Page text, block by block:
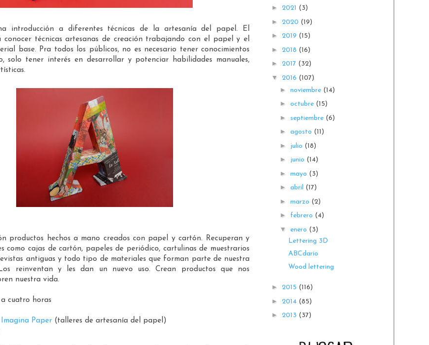
introducción a diferentes técnicas de la artesanía del papel. El
técnicas artesanas de creación trabajando con el papel y el
base. Pra todos los públicos, no es necesario tener conocimientos
solo tener interés en desarrollar y potenciar habilidades manuales,
productos hechos a mano creados con papel y cartón. Recuperan y
como cajas de cartón, papeles de periódico, cartulinas de muestrarios
antiguas y todo tipo de materiales que forman parte de nuestra
reinventan y les dan un nuevo uso. Crean productos que nos
nuestra vida.
cuatro horas
Imagina Paper (talleres de artesanía del papel)
► 2021 (3)
► 2020 (19)
► 2019 (15)
► 2018 (16)
► 2017 (32)
▼ 2016 (107)
► noviembre (14)
► octubre (15)
► septiembre (6)
► agosto (11)
► julio (18)
► junio (14)
► mayo (3)
► abril (17)
► marzo (2)
► febrero (4)
▼ enero (3)
Lettering 3D
ABCdario
Wood lettering
► 2015 (116)
► 2014 (85)
► 2013 (37)